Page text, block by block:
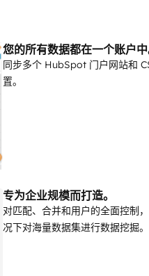
您的所有数据都在一个账户中
同步多个 HubSpot 门户网站和
置。
专为企业规模而打造。
对匹配、合并和用户的全面控制
况下对海量数据集进行数据挖掘。